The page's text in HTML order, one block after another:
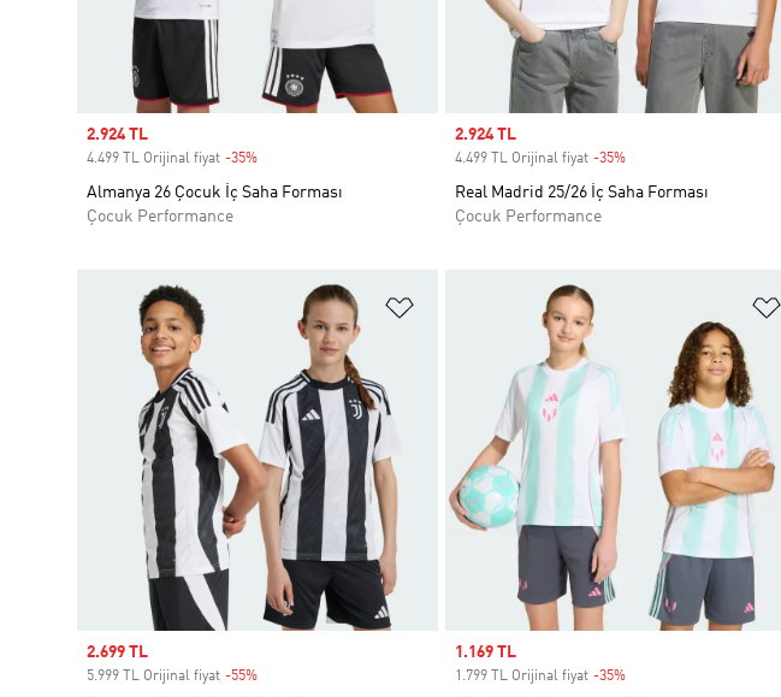
Sale price
2.924 TL
4.499 TL Orijinal fiyat -35%
Almanya 26 Çocuk İç Saha Forması
Çocuk Performance
Sale price
2.924 TL
4.499 TL Orijinal fiyat -35%Discount
Real Madrid 25/26 İç Saha Forması
Çocuk Performance
Favori Listesine Ekle
Sale price
2.699 TL
5.999 TL Orijinal fiyat -55%
Sale price
1.169 TL
1.799 TL Orijinal fiyat -35%Discount